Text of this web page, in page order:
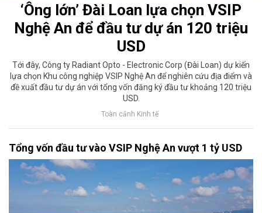
‘Ông lớn’ Đài Loan lựa chọn VSIP
Nghệ An để đầu tư dự án 120 triệu
USD
Tới đây, Công ty Radiant Opto - Electronic Corp (Đài Loan) dự kiến
lựa chọn Khu công nghiệp VSIP Nghệ An để nghiên cứu địa điểm và
đề xuất đầu tư dự án với tổng vốn đăng ký đầu tư khoảng 120 triệu
USD.
Toàn cảnh Kinh tế
Tổng vốn đầu tư vào VSIP Nghệ An vượt 1 tỷ USD